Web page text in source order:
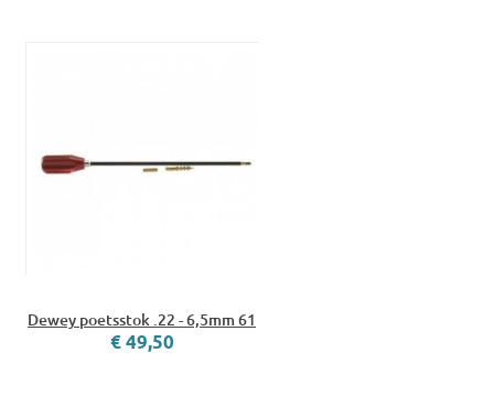
Dewey poetsstok .22 - 6,5mm 61
€ 49,50